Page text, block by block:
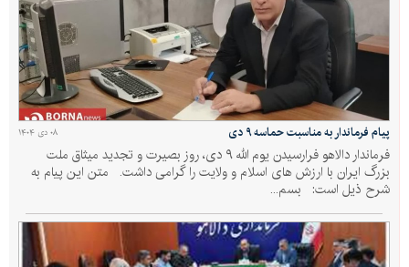
۰۸ دی ۱۴۰۴ پیام فرماندار به مناسبت حماسه ۹ دی
فرماندار دالاهو فرارسیدن یوم الله ۹ دی، روز بصیرت و تجدید میثاق ملت
بزرگ ایران با ارزش های اسلام و ولایت را گرامی داشت. متن این پیام به
شرح ذیل است: بسم...